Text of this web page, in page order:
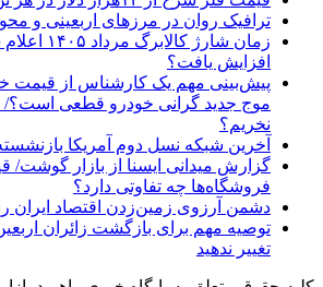
ترافیک روان در مرزهای اربعینی و
زمان شارژ
افزایش یافت؟
پیش‌بینی مهم یک کارشناس از قیمت
موج جدید گرانی خودرو قطعی است؟/
نخریم؟
آخرین شبکه نسل دوم آمریکا
گزارش میدانی ایسنا از بازار گوشت/
فروشگاه‌ها چه تفاوتی دارد؟
دشمن آرزوی زمین‌زدن اقتصاد ایران
توصیه مهم برای بازگشت زائران
تغییر ندهید